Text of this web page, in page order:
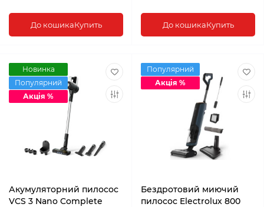
До кошикаКупить До кошикаКупить
Новинка
Популярний
Акція %
Акумуляторний пилосос
VCS 3 Nano Complete
Популярний
Акція %
Бездротовий миючий
пилосос Electrolux 800